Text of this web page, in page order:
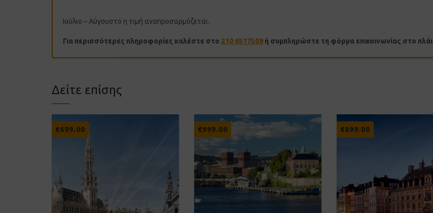
Ιούλιο – Αύγουστο η τιμή αναπροσαρμόζεται.
Για περισσότερες πληροφορίες καλέστε στο 210 6517509 ή συμπληρώστε τη φόρμα επικοινωνίας στο πλάι
Δείτε επίσης
€699.00 €999.00 €899.00